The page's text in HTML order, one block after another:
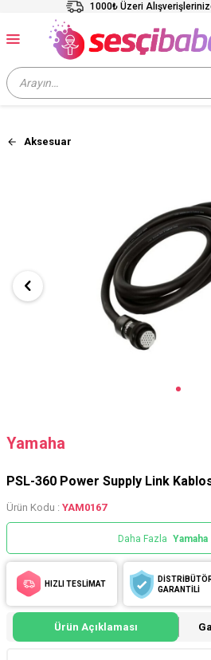
1000₺ Üzeri
Aksesuar
Yamaha
PSL-360 Power Supply Link
Ürün Kodu : YAM0167
Daha Fazla Yamaha
HIZLI TESLİMAT
GARANTİLİ
Ürün Açıklaması